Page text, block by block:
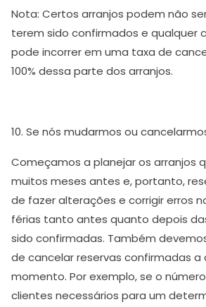
Nota: Certos arranjos podem não
terem sido confirmados e qualquer
pode incorrer em uma taxa de
100% dessa parte dos arranjos.
10. Se nós mudarmos ou
Começamos a planejar os arranjos
muitos meses antes e, portanto,
de fazer alterações e corrigir erros
férias tanto antes quanto depois
sido confirmadas. Também
de cancelar reservas confirmadas a
momento. Por exemplo, se o
clientes necessários para um